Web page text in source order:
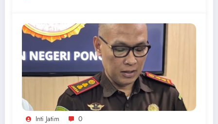
Inti Jatim 0